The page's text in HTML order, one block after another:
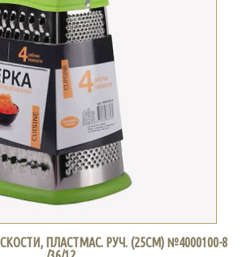
ПЛАСТМАС. РУЧ. (25СМ) №4000100-8